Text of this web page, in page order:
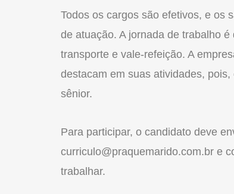
Todos os cargos são efetivos, e os
de atuação. A jornada de trabalho
transporte e vale-refeição. A
destacam em suas atividades,
sênior.
Para participar, o candidato deve
curriculo@praquemarido.com.br e
trabalhar.